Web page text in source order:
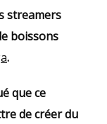
streamers
boissons
.
que ce
de créer du